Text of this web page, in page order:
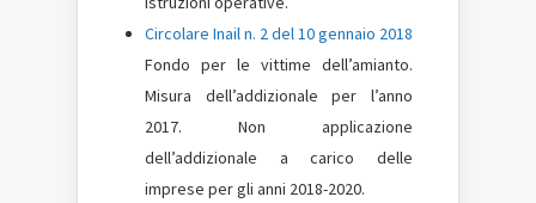
Circolare Inail n. 2 del 10 gennaio 2018
Fondo per le vittime dell’amianto.
Misura dell’addizionale per l’anno
2017. Non applicazione
dell’addizionale a carico delle
imprese per gli anni 2018-2020.